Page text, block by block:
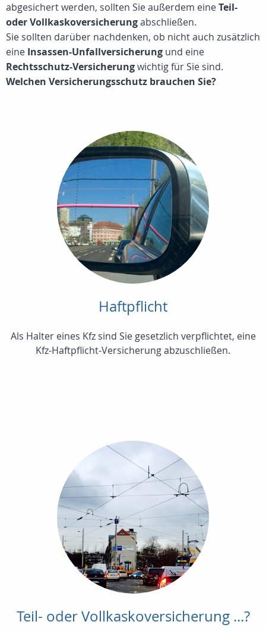
abgesichert werden, sollten Sie außerdem eineTeil-
oder Vollkaskoversicherungabschließen.
Sie sollten darüber nachdenken, ob nicht auch zusätzlich
eine Insassen-Unfallversicherung und eine
Rechtsschutz-Versicherungwichtig für Sie sind.
Welchen Versicherungsschutz brauchen Sie?
Haftpflicht
Als Halter eines Kfz sind Sie gesetzlich verpflichtet, eine
Kfz-Haftpflicht-Versicherung abzuschließen.
Teil- oder Vollkaskoversicherung ...?